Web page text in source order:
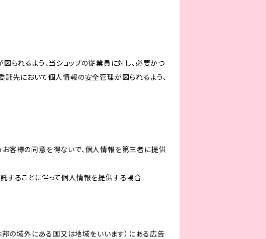
られるよう、当ショップの従業員に対し、必要かつ
託先において個人情報の安全管理が図られるよう、
客様の同意を得ないで、個人情報を第三者に提供
することに伴って個人情報を提供する場合
の域外にある国又は地域をいいます）にある広告